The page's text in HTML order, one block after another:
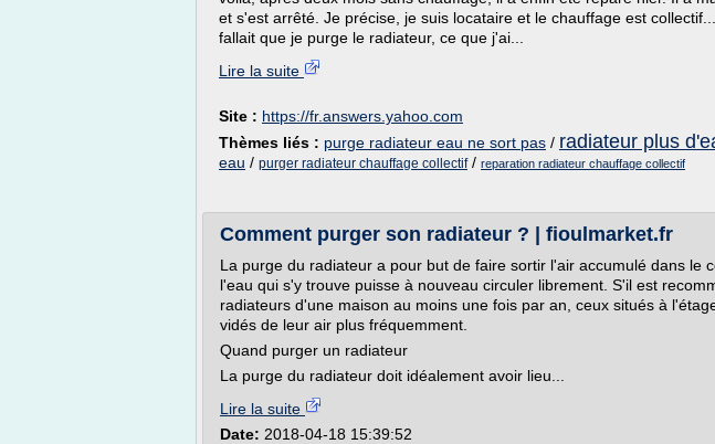
et s'est arrêté. Je précise, je suis locataire et le chauffage est
fallait que je purge le radiateur, ce que j'ai...
Lire la suite
Site : https://fr.answers.yahoo.com
Thèmes liés : purge radiateur eau ne sort pas / radiateur plus
eau / purger radiateur chauffage collectif/ reparation radiateur chauffage collectif
Comment purger son radiateur ? | fioulmarket.fr
La purge du radiateur a pour but de faire sortir l'air accumulé dans le
l'eau qui s'y trouve puisse à nouveau circuler librement. S'il est
radiateurs d'une maison au moins une fois par an, ceux situés à
vidés de leur air plus fréquemment.
Quand purger un radiateur
La purge du radiateur doit idéalement avoir lieu...
Lire la suite
Date: 2018-04-18 15:39:52